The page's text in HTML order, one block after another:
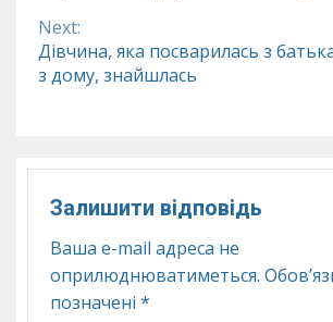
Next:
Дівчина, яка посварилась з
з дому, знайшлась
Залишити відповідь
Ваша e-mail адреса не
оприлюднюватиметься.
позначені *